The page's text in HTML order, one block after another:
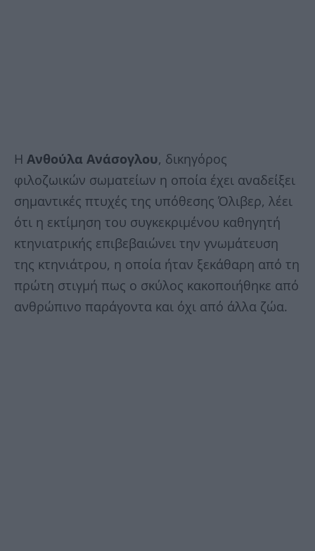
Η Ανθούλα Ανάσογλου, δικηγόρος
φιλοζωικών σωματείων η οποία έχει αναδείξει
σημαντικές πτυχές της υπόθεσης Όλιβερ, λέει
ότι η εκτίμηση του συγκεκριμένου καθηγητή
κτηνιατρικής επιβεβαιώνει την γνωμάτευση
της κτηνιάτρου, η οποία ήταν ξεκάθαρη από τη
πρώτη στιγμή πως ο σκύλος κακοποιήθηκε από
ανθρώπινο παράγοντα και όχι από άλλα ζώα.